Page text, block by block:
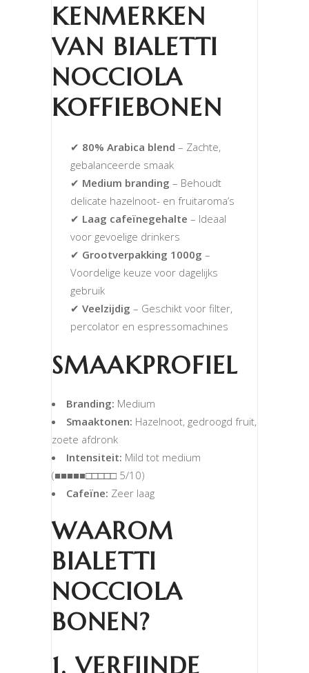
KENMERKEN
VAN BIALETTI
NOCCIOLA
KOFFIEBONEN
✔ 80% Arabica blend – Zachte,
gebalanceerde smaak
✔ Medium branding – Behoudt
delicate hazelnoot- en fruitaroma’s
✔ Laag cafeïnegehalte – Ideaal
voor gevoelige drinkers
✔ Grootverpakking 1000g –
Voordelige keuze voor dagelijks
gebruik
✔ Veelzijdig – Geschikt voor filter,
percolator en espressomachines
SMAAKPROFIEL
Branding: Medium
Smaaktonen: Hazelnoot, gedroogd fruit,
zoete afdronk
Intensiteit: Mild tot medium
(■■■■■□□□□□ 5/10)
Cafeïne: Zeer laag
WAAROM
BIALETTI
NOCCIOLA
BONEN?
1. VERFIJNDE